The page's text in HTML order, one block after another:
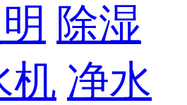
除湿
机 净水